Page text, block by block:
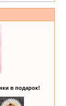
в подарок!